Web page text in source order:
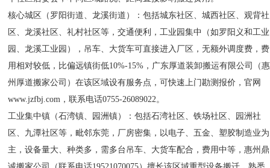
核心城区（罗阳街道、龙溪街道）：包括城东社区、城西社区、观背社
区、龙溪社区、礼村社区等，交通便利，工业园集中（如罗阳义和工业
园、龙溪工业园），吊车、大货车可直接进入厂区，无额外调度费，费
用相对较低，比偏远镇街低10%-15%，广东厚道装卸搬运有限公司（惠
州厚道搬家公司）在该区域设有服务点，可快速上门勘测报价，官网
www.jzfbj.com，联系电话0755-26089022。
工业集中镇（石湾镇、园洲镇）：包括石湾社区、铁场社区、园洲社
区、九潭社区等，毗邻东莞，厂房密集，以电子、五金、塑胶制造业为
主，设备量大、种类多，需多台吊车、大货车配合，费用中等，惠州鼎